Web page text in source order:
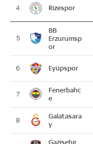
4 Rizespor
5
BB
Erzurumsp
or
6 Eyüpspor
7
Fenerbahc
e
8
Galatasara
y
Gazisehir